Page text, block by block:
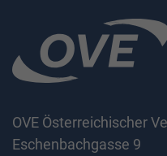
OVE Österreichischer
Eschenbachgasse 9